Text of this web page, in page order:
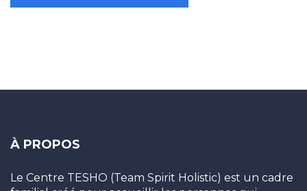
À PROPOS
Le Centre TESHO (Team Spirit Holistic) est un cadre